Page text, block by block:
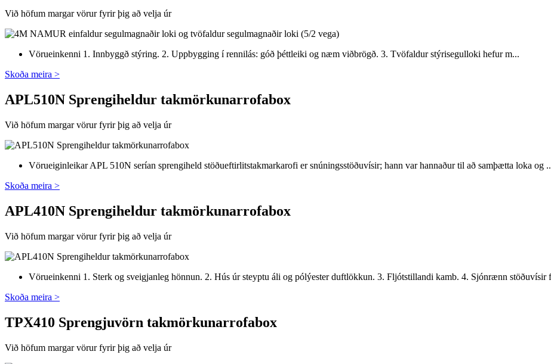
Við höfum margar vörur fyrir þig að velja úr
Vörueinkenni 1. Innbyggð stýring. 2. Uppbygging í rennilás: góð þéttleiki og næm viðbrögð. 3. Tvöfaldur stýrisegulloki hefur m...
Skoða meira >
APL510N Sprengiheldur takmörkunarrofabox
Við höfum margar vörur fyrir þig að velja úr
Vörueiginleikar APL 510N serían sprengiheld stöðueftirlitstakmarkarofi er snúningsstöðuvísir; hann var hannaður til að samþætta loka og
Skoða meira >
APL410N Sprengiheldur takmörkunarrofabox
Við höfum margar vörur fyrir þig að velja úr
Vörueinkenni 1. Sterk og sveigjanleg hönnun. 2. Hús úr steyptu áli og pólýester duftlökkun. 3. Fljótstillandi kamb. 4. Sjónrænn
Skoða meira >
TPX410 Sprengjuvörn takmörkunarrofabox
Við höfum margar vörur fyrir þig að velja úr